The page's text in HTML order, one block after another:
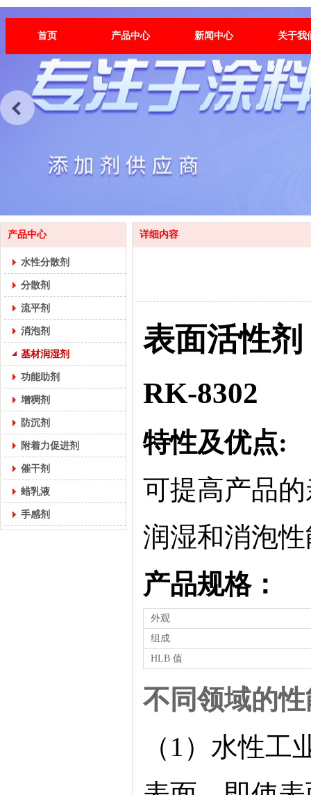
首页 产品中心 新闻中心 关于我
产品中心
水性分散剂
分散剂
流平剂
消泡剂
基材润湿剂
功能助剂
增稠剂
防沉剂
附着力促进剂
催干剂
蜡乳液
手感剂
详细内容
表面活性剂
RK-8302
特性及优点:
可提高产品
润湿和消泡
产品规格：
外观
组成
HLB 值
不同领域的
（ 1）水性工